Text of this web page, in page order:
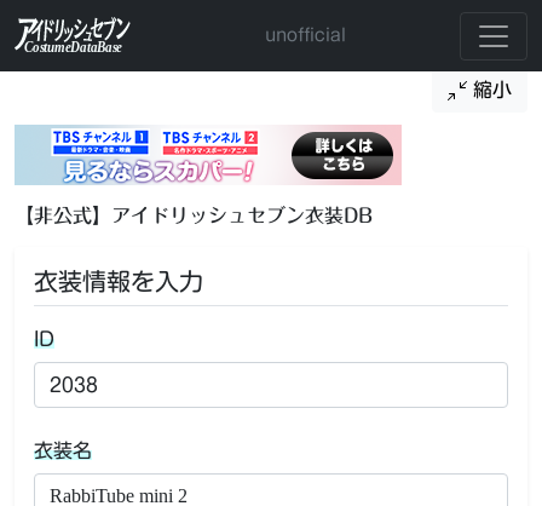
unofficial
縮小
【非公式】アイドリッシュセブン衣装DB
衣装情報を入力
ID
衣装名